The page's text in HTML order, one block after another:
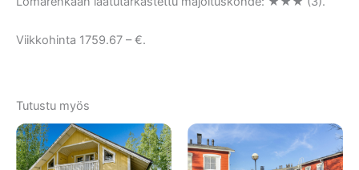
Viikkohinta 1759.67 – €.
Tutustu myös